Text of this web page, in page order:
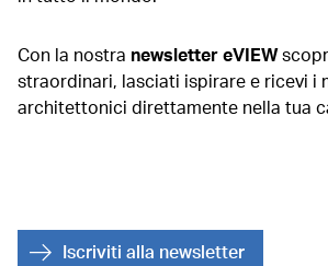
Con la nostra newsletter eVIEW
straordinari, lasciati ispirare e ricevi i
architettonici direttamente nella tua
Iscriviti alla newsletter